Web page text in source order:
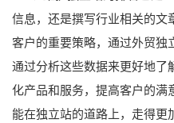
信息，还是撰写行业相关的文
客户的重要策略，通过外贸独
通过分析这些数据来更好地
化产品和服务，提高客户的
能在独立站的道路上，走得更